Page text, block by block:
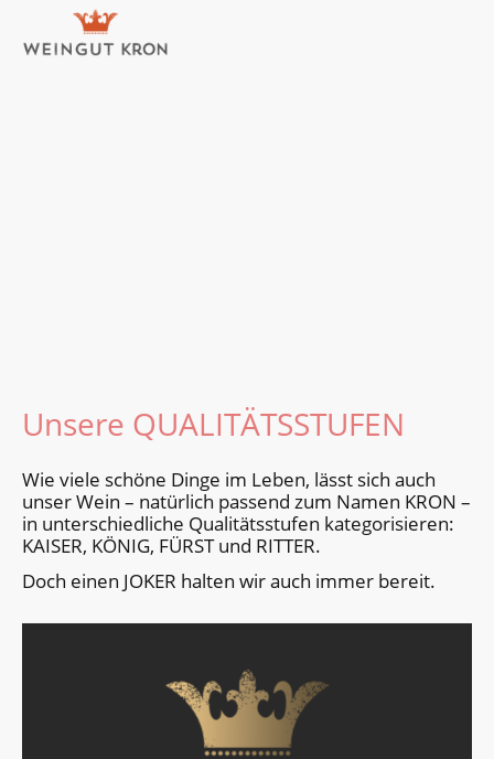
Unsere QUALITÄTSSTUFEN
Wie viele schöne Dinge im Leben, lässt sich auch
unser Wein – natürlich passend zum Namen KRON –
in unter­schied­liche Qualitäts­stufen kate­gorisieren:
KAISER, KÖNIG, FÜRST und RITTER.
Doch einen JOKER halten wir auch immer bereit.